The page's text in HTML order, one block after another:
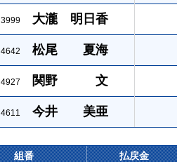
3999 大瀧 明日香
4642 松尾 夏海
4927 関野 文
4611 今井 美亜
組番 払戻金